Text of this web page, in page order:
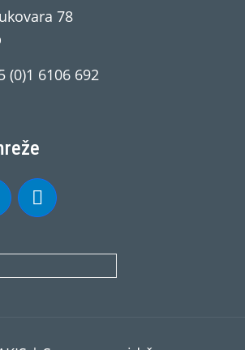
78
(0)1 6106 692